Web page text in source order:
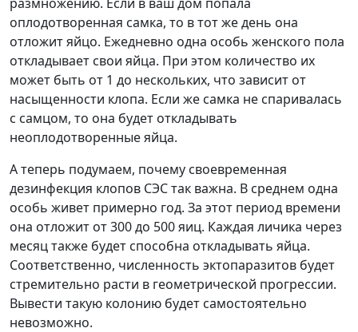
оплодотворенная самка, то в тот же день она
отложит яйцо. Ежедневно одна особь женского пола
откладывает свои яйца. При этом количество их
может быть от 1 до нескольких, что зависит от
насыщенности клопа. Если же самка не спаривалась
с самцом, то она будет откладывать
неоплодотворенные яйца.
А теперь подумаем, почему своевременная
дезинфекция клопов СЭС так важна. В среднем одна
особь живет примерно год. За этот период времени
она отложит от 300 до 500 яиц. Каждая личика через
месяц также будет способна откладывать яйца.
Соответственно, численность эктопаразитов будет
стремительно расти в геометрической прогрессии.
Вывести такую колонию будет самостоятельно
невозможно.